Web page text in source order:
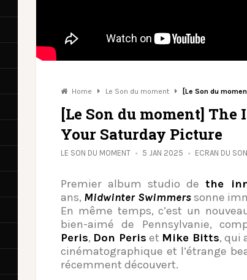
Home Le Son du moment [Le Son du
[Le Son du moment]
Your Saturday Picture
LE SON DU MOMENT 5 JAN 2025 ECRAN DU SON
Premier album studio dethe
ans, Midwinter Swimmerssonne
En même temps, c’est un
bien-aimé de Pennsylvanie,
Peris, Don Peris et Mike Bitts, qui
cinématographique et l’étrange
récemment découvert.